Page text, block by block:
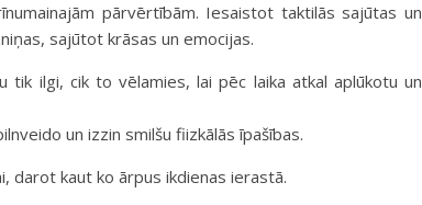
pārvērtībām. Iesaistot taktilās sajūtas un
sajūtot krāsas un emocijas.
ilgi, cik to vēlamies, lai pēc laika atkal aplūkotu un
un izzin smilšu fiizkālās īpašības.
darot kaut ko ārpus ikdienas ierastā.